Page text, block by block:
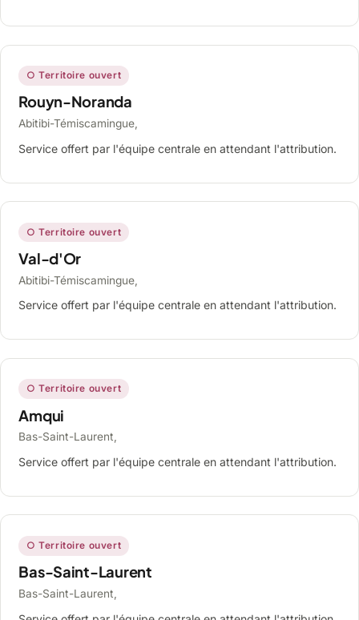
○ Territoire ouvert
Rouyn-Noranda
Abitibi-Témiscamingue,
Service offert par l'équipe centrale en attendant l'attribution.
○ Territoire ouvert
Val-d'Or
Abitibi-Témiscamingue,
Service offert par l'équipe centrale en attendant l'attribution.
○ Territoire ouvert
Amqui
Bas-Saint-Laurent,
Service offert par l'équipe centrale en attendant l'attribution.
○ Territoire ouvert
Bas-Saint-Laurent
Bas-Saint-Laurent,